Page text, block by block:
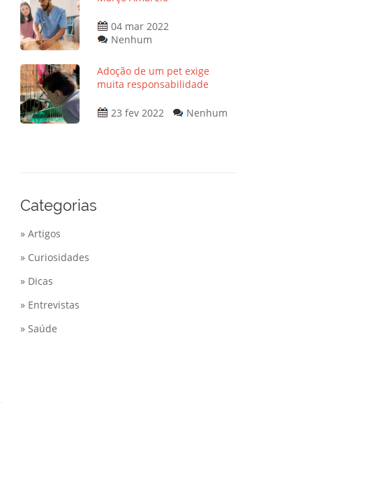
04 mar 2022
Nenhum
Adoção de um pet exige
muita responsabilidade
23 fev 2022 Nenhum
Categorias
» Artigos
» Curiosidades
» Dicas
» Entrevistas
» Saúde